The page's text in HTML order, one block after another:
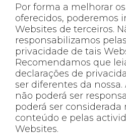
Por forma a melhorar
oferecidos, poderemos
Websites de terceiros.
responsabilizamos
privacidade de tais
Recomendamos que
declarações de
ser diferentes da nossa.
não poderá ser
poderá ser considerada
conteúdo e pelas
Websites.